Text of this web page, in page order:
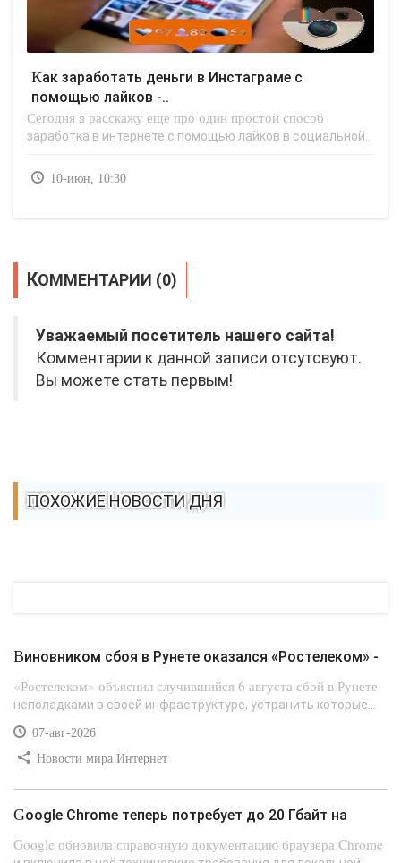
Как заработать деньги в Инстаграме с
помощью лайков -..
Сегодня я расскажу еще про один простой способ
заработка в интернете с помощью лайков в социальной..
10-июн, 10:30
КОММЕНТАРИИ (0)
Уважаемый посетитель нашего сайта!
Комментарии к данной записи отсутсвуют.
Вы можете стать первым!
ПОХОЖИЕ НОВОСТИ ДНЯ
Виновником сбоя в Рунете оказался «Ростелеком» -
«Ростелеком» объяснил случившийся 6 августа сбой в Рунете
неполадками в своей инфраструктуре, устранить которые...
07-авг-2026
Новости мира Интернет
Google Chrome теперь потребует до 20 Гбайт на
Google обновила справочную документацию браузера Chrome